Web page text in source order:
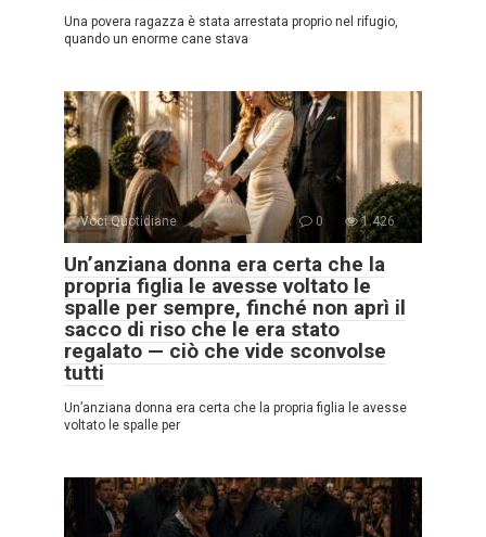
Una povera ragazza è stata arrestata proprio nel rifugio,
quando un enorme cane stava
Voci Quotidiane 0 1.426
Un’anziana donna era certa che la
propria figlia le avesse voltato le
spalle per sempre, finché non aprì il
sacco di riso che le era stato
regalato — ciò che vide sconvolse
tutti
Un’anziana donna era certa che la propria figlia le avesse
voltato le spalle per